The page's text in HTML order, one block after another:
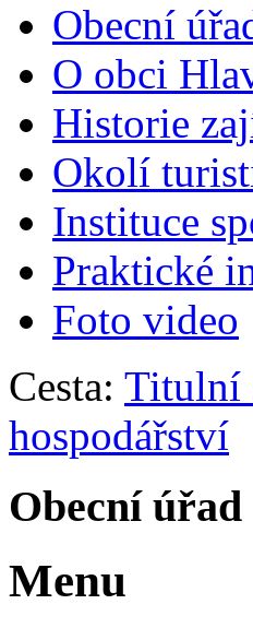
Obecní
O obci
Historie
Okolí
Instituce
Praktické
Foto video
Cesta: Titulní
hospodářství
Obecní úřad
Menu